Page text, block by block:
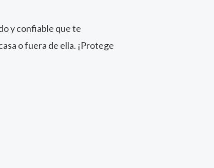
y confiable que te
o fuera de ella. ¡Protege